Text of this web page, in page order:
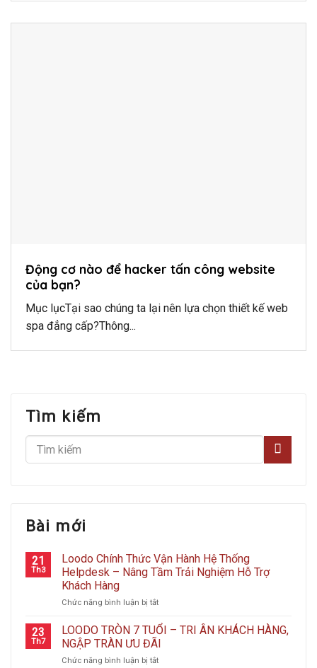
Động cơ nào để hacker tấn công website
của bạn?
Mục lụcTại sao chúng ta lại nên lựa chọn thiết kế web
spa đẳng cấp?Thông...
Tìm kiếm
Bài mới
21
Th3
Loodo Chính Thức Vận Hành Hệ Thống
Helpdesk – Nâng Tầm Trải Nghiệm Hỗ Trợ
Khách Hàng
Chức năng bình luận bị tắtở
Chính
Thức
Vận
Hành
23
Th7
LOODO TRÒN 7 TUỔI – TRI ÂN KHÁCH HÀNG,
NGẬP TRÀN ƯU ĐÃI
Chức năng bình luận bị tắtở